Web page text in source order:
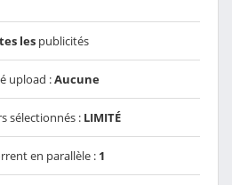
les publicités
upload :Aucune
sélectionnés : LIMITÉ
en parallèle : 1